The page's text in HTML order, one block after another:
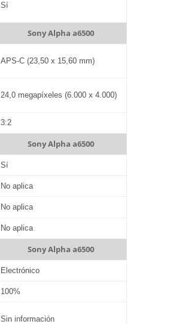
Sí
Sony Alpha a6500
APS-C (23,50 x 15,60 mm)
24,0 megapíxeles (6.000 x 4.000)
3:2
Sony Alpha a6500
Sí
No aplica
No aplica
No aplica
Sony Alpha a6500
Electrónico
100%
Sin información